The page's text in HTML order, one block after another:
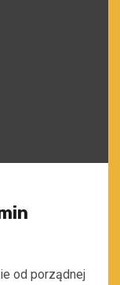
od porządnej